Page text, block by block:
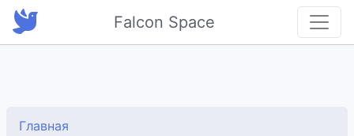
Falcon Space
Главная